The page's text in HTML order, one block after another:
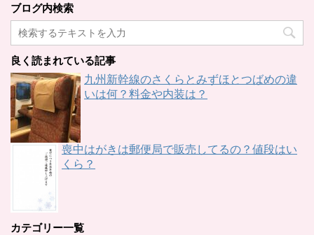
ブログ内検索
良く読まれている記事
九州新幹線のさくらとみずほとつばめの違
いは何？料金や内装は？
喪中はがきは郵便局で販売してるの？値段はい
くら？
カテゴリー一覧